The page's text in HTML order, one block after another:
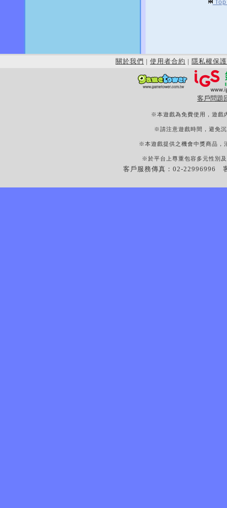
關於我們 | 使用者合約 | 隱私權保護
客戶問題
※本遊戲為免費使用，遊戲
※請注意遊戲時間，避免
※本遊戲提供之機會中獎商品，
※於平台上尊重包容多元性別
客戶服務傳真：02-22996996